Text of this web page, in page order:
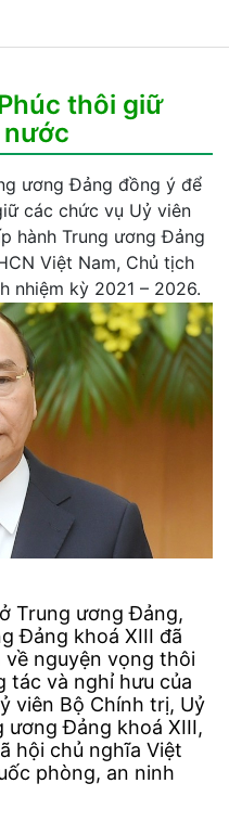
thôi giữ
ương Đảng đồng ý để
các chức vụ Uỷ viên
hành Trung ương Đảng
Việt Nam, Chủ tịch
nhiệm kỳ 2021 – 2026.
Trung ương Đảng,
Đảng khoá XIII đã
nguyện vọng thôi
tác và nghỉ hưu của
viên Bộ Chính trị, Uỷ
ương Đảng khoá XIII,
hội chủ nghĩa Việt
phòng, an ninh